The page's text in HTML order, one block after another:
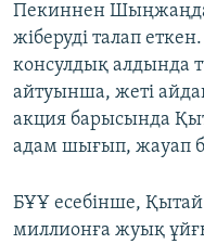
Пекиннен
жіберуді талап
консулдық алдында
айтуынша, жеті
акция барысында
адам шығып, жауап
БҰҰ есебінше,
миллионға жуық